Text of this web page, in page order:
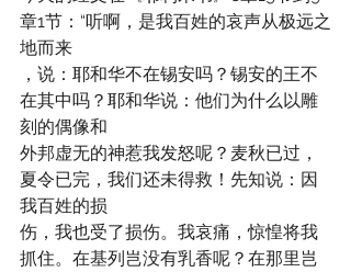
章1节：“听啊，是我百姓的哀声从极远之
地而来
，说：耶和华不在锡安吗？锡安的王不
在其中吗？耶和华说：他们为什么以雕
刻的偶像和
外邦虚无的神惹我发怒呢？麦秋已过，
夏令已完，我们还未得救！先知说：因
我百姓的损
伤，我也受了损伤。我哀痛，惊惶将我
抓住。在基列岂没有乳香呢？在那里岂